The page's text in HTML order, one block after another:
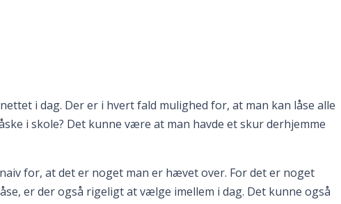
i dag. Der er i hvert fald mulighed for, at man kan låse alle
i skole? Det kunne være at man havde et skur derhjemme
for, at det er noget man er hævet over. For det er noget
er der også rigeligt at vælge imellem i dag. Det kunne også